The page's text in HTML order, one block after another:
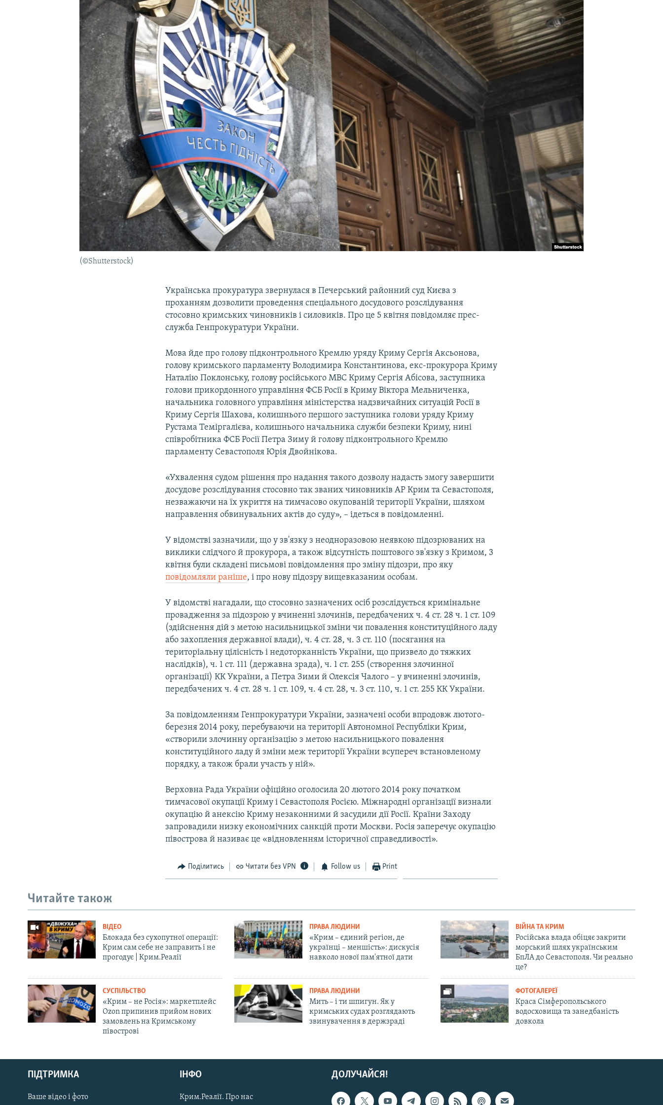
УКРАЇНСЬКА ПРОБЛЕМА КРИМУ
Русский
Qırımtatar
ДОЛУЧАЙСЯ!
(©Shutterstock)
Українська прокуратура звернулася в Печерський районний суд Києва з
проханням дозволити проведення спеціального досудового розслідування
стосовно кримських чиновників і силовиків. Про це 5 квітня повідомляє прес-
служба Генпрокуратури України.
Мова йде про голову підконтрольного Кремлю уряду Криму Сергія Аксьонова,
голову кримського парламенту Володимира Константинова, екс-прокурора Криму
Наталію Поклонську, голову російського МВС Криму Сергія Абісова, заступника
голови прикордонного управління ФСБ Росії в Криму Віктора Мельниченка,
начальника головного управління міністерства надзвичайних ситуацій Росії в
Криму Сергія Шахова, колишнього першого заступника голови уряду Криму
Рустама Теміргалієва, колишнього начальника служби безпеки Криму, нині
співробітника ФСБ Росії Петра Зиму й голову підконтрольного Кремлю
парламенту Севастополя Юрія Двойнікова.
«Ухвалення судом рішення про надання такого дозволу надасть змогу завершити
досудове розслідування стосовно так званих чиновників АР Крим та Севастополя,
незважаючи на їх укриття на тимчасово окупованій території України, шляхом
направлення обвинувальних актів до суду», – ідеться в повідомленні.
У відомстві зазначили, що у зв'язку з неодноразовою неявкою підозрюваних на
виклики слідчого й прокурора, а також відсутність поштового зв'язку з Кримом, 3
квітня були складені письмові повідомлення про зміну підозри, про яку
повідомляли раніше, і про нову підозру вищевказаним особам.
У відомстві нагадали, що стосовно зазначених осіб розслідується кримінальне
провадження за підозрою у вчиненні злочинів, передбачених ч. 4 ст. 28 ч. 1 ст. 109
(здійснення дій з метою насильницької зміни чи повалення конституційного ладу
або захоплення державної влади), ч. 4 ст. 28, ч. 3 ст. 110 (посягання на
територіальну цілісність і недоторканність України, що призвело до тяжких
наслідків), ч. 1 ст. 111 (державна зрада), ч. 1 ст. 255 (створення злочинної
організації) КК України, а Петра Зими й Олексія Чалого – у вчиненні злочинів,
передбачених ч. 4 ст. 28 ч. 1 ст. 109, ч. 4 ст. 28, ч. 3 ст. 110, ч. 1 ст. 255 КК України.
За повідомленням Генпрокуратури України, зазначені особи впродовж лютого-
березня 2014 року, перебуваючи на території Автономної Республіки Крим,
«створили злочинну організацію з метою насильницького повалення
конституційного ладу й зміни меж території України всупереч встановленому
порядку, а також брали участь у ній».
Верховна Рада України офіційно оголосила 20 лютого 2014 року початком
тимчасової окупації Криму і Севастополя Росією. Міжнародні організації визнали
окупацію й анексію Криму незаконними й засудили дії Росії. Країни Заходу
запровадили низку економічних санкцій проти Москви. Росія заперечує окупацію
півострова й називає це «відновленням історичної справедливості».
Поділитись Читати без VPN Follow us Print
Читайте також
ВІДЕО
Блокада без сухопутної операції:
Крим сам себе не заправить і не
прогодує | Крим.Реалії
ПРАВА ЛЮДИНИ
«Крим – єдиний регіон, де
українці – меншість»: дискусія
навколо нової пам'ятної дати
ВІЙНА ТА КРИМ
Російська влада обіцяє закрити
морський шлях українським
БпЛА до Севастополя. Чи реально
це?
СУСПІЛЬСТВО
«Крим – не Росія»: маркетплейс
Ozon припинив прийом нових
замовлень на Кримському
півострові
ПРАВА ЛЮДИНИ
Мить – і ти шпигун. Як у
кримських судах розглядають
звинувачення в держзраді
ФОТОГАЛЕРЕЇ
Краса Сімферопольського
водосховища та занедбаність
довкола
ДОЛУЧАЙСЯ!
ПІДТРИМКА
Ваше відео і фото
ІНФО
Крим.Реалії. Про нас